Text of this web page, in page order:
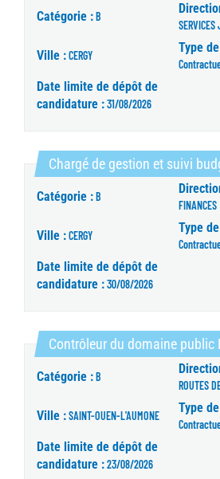
Catégorie :B
SERVICES
Ville :CERGY
Type
Date limite de dépôt de
candidature :31/08/2026
Chargé de gestion et suivi
Catégorie :B
FINANCES
Ville :CERGY
Type
Date limite de dépôt de
candidature :30/08/2026
Contrôleur du domaine public
Catégorie :B
ROUTES
Ville :SAINT-OUEN-L'AUMONE
Type
Date limite de dépôt de
candidature :23/08/2026